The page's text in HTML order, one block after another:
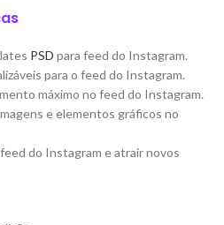
PSD para feed do Instagram.
para o feed do Instagram.
máximo no feed do Instagram.
e elementos gráficos no
do Instagram e atrair novos